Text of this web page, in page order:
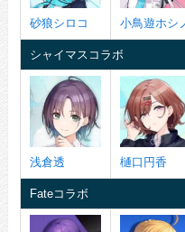
砂狼シロコ 小鳥遊ホシ
シャイマスコラボ
浅倉透 樋口円香
Fateコラボ